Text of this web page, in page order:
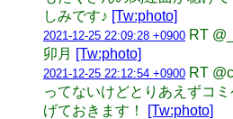
しみです♪ [Tw:photo]
2021-12-25 22:09:28 +0900 RT
卯月 [Tw:photo]
2021-12-25 22:12:54 +0900 RT
ってないけどとりあえずコ
げておきます！
[Tw:photo]